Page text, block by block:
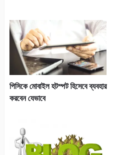
পিসিকে মোবাইল হটস্পট হিসেবে ব্যবহার
করবেন যেভাবে